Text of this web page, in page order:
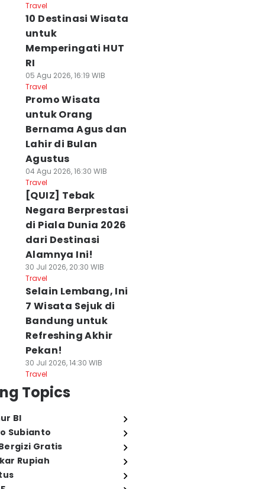
Travel
10 Destinasi Wisata
untuk
Memperingati HUT
RI
05 Agu 2026, 16:19 WIB
Travel
Promo Wisata
untuk Orang
Bernama Agus dan
Lahir di Bulan
Agustus
04 Agu 2026, 16:30 WIB
Travel
[QUIZ] Tebak
Negara Berprestasi
di Piala Dunia 2026
dari Destinasi
Alamnya Ini!
30 Jul 2026, 20:30 WIB
Travel
Selain Lembang, Ini
7 Wisata Sejuk di
Bandung untuk
Refreshing Akhir
Pekan!
30 Jul 2026, 14:30 WIB
Travel
Topics
BI
Subianto
Gratis
Rupiah